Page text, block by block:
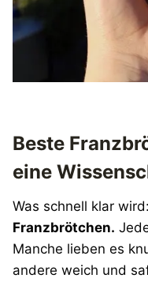
Beste
eine
Was schnell klar wird:
Franzbrötchen.
Manche lieben es
andere weich und